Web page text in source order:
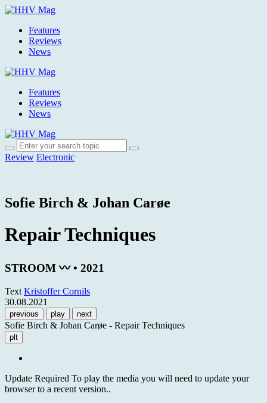
Features
Reviews
News
Features
Reviews
News
Review Electronic
Sofie Birch & Johan Carøe
Repair Techniques
STROOM 〰 • 2021
Text Kristoffer Cornils
30.08.2021
previous play next
Sofie Birch & Johan Carøe - Repair Techniques
plt
Update Required To play the media you will need to update your
browser to a recent version..